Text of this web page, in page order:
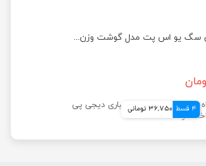
کنسرو غذای سگ یو اس پت مدل گوشت وزن 400 گرم
4 قسط 36,750 تومانی